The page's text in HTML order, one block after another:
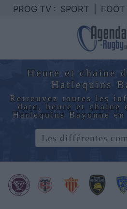
PROG TV : SPORT FOOT
Heure et chaine
Harlequins
Retrouvez toutes les
date, heure et chaine
Harlequins Bayonne en